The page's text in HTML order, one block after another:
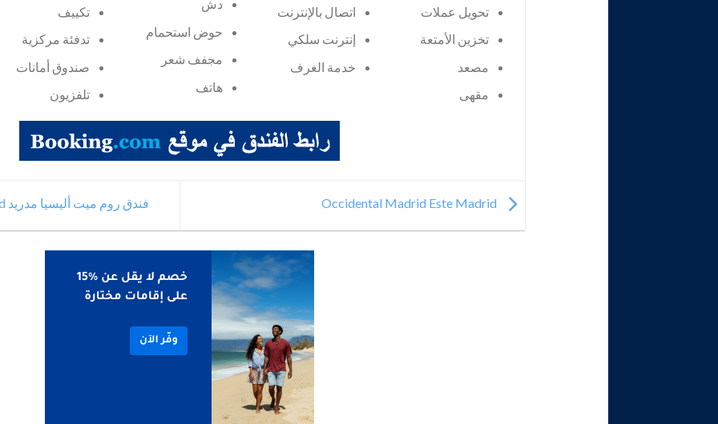
تحويل عملات
تخزين الأمتعة
مصعد
مقهى
اتصال بالإنترنت
إنترنت سلكي
خدمة الغرف
دش
حوض استحمام
مجفف شعر
هاتف
تكييف
تدفئة مركزية
صندوق أمانات
تلفزيون
Occidental Madrid Este Madrid فندق روم ميت أليسيا مدريد Room Mate Alicia Madrid